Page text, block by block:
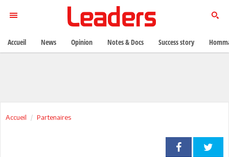
Accueil Partenaires
Accueil News Opinion Notes & Docs Success story